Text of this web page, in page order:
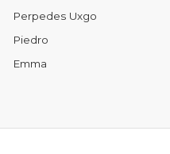
Perpedes Uxgo
Piedro
Emma